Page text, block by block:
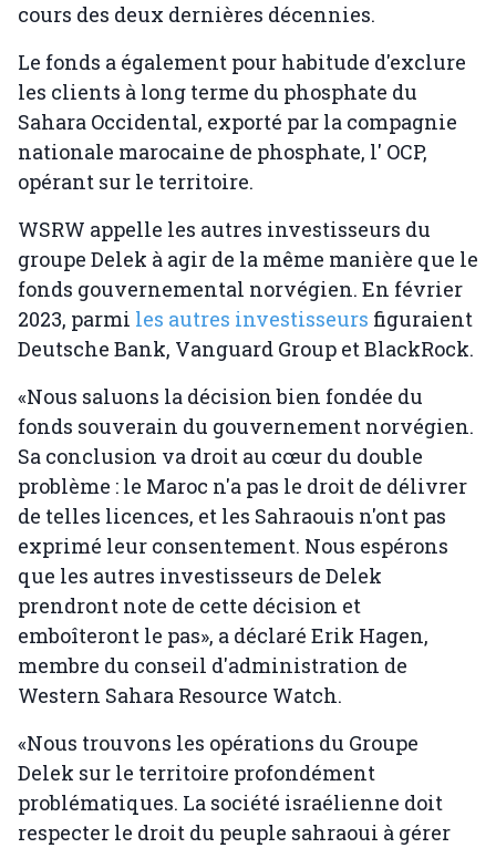
cours des deux dernières décennies.
Le fonds a également pour habitude d'exclure
les clients à long terme du phosphate du
Sahara Occidental, exporté par la compagnie
nationale marocaine de phosphate, l' OCP,
opérant sur le territoire.
WSRW appelle les autres investisseurs du
groupe Delek à agir de la même manière que le
fonds gouvernemental norvégien. En février
2023, parmi les autres investisseurs figuraient
Deutsche Bank, Vanguard Group et BlackRock.
«Nous saluons la décision bien fondée du
fonds souverain du gouvernement norvégien.
Sa conclusion va droit au cœur du double
problème : le Maroc n'a pas le droit de délivrer
de telles licences, et les Sahraouis n'ont pas
exprimé leur consentement. Nous espérons
que les autres investisseurs de Delek
prendront note de cette décision et
emboîteront le pas», a déclaré Erik Hagen,
membre du conseil d'administration de
Western Sahara Resource Watch.
«Nous trouvons les opérations du Groupe
Delek sur le territoire profondément
problématiques. La société israélienne doit
respecter le droit du peuple sahraoui à gérer